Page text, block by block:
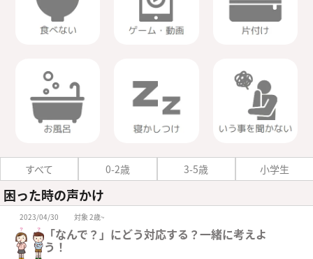
すべて 0-2歳 3-5歳 小学生
困った時の声かけ
2023/04/30 対象 2歳~
「なんで？」にどう対応する？一緒に考えよ
う！